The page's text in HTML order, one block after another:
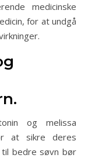
medicinske
for at undgå
og melissa
at sikre deres
til bedre søvn bør